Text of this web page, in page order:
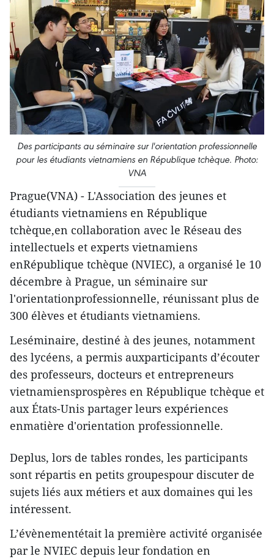
Des participants au séminaire sur l'orientation professionnelle
pour les étudiants vietnamiens en République tchèque. Photo:
VNA
Prague(VNA) - L'Association des jeunes et
étudiants vietnamiens en République
tchèque,en collaboration avec le Réseau des
intellectuels et experts vietnamiens
enRépublique tchèque (NVIEC), a organisé le 10
décembre à Prague, un séminaire sur
l'orientationprofessionnelle, réunissant plus de
300 élèves et étudiants vietnamiens.
Leséminaire, destiné à des jeunes, notamment
des lycéens, a permis auxparticipants d’écouter
des professeurs, docteurs et entrepreneurs
vietnamiensprospères en République tchèque et
aux États-Unis partager leurs expériences
enmatière d'orientation professionnelle.
Deplus, lors de tables rondes, les participants
sont répartis en petits groupespour discuter de
sujets liés aux métiers et aux domaines qui les
intéressent.
L’évènementétait la première activité organisée
par le NVIEC depuis leur fondation en